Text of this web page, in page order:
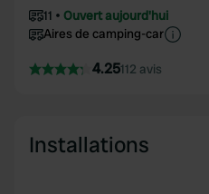
11
Ouvert aujourd'hui
Aires de camping-car
4.25112 avis
Installations